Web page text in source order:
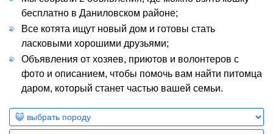
бесплатно в Даниловском районе;
Все котята ищут новый дом и готовы стать
ласковыми хорошими друзьями;
Объявления от хозяев, приютов и волонтеров с
фото и описанием, чтобы помочь вам найти питомца
даром, который станет частью вашей семьи.